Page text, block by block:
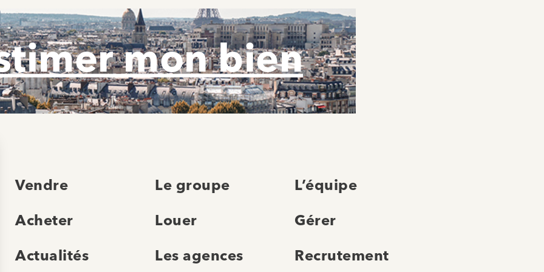
mon bien
Vendre Le groupe L’équipe
Acheter Louer Gérer
Actualités Les agences Recrutement